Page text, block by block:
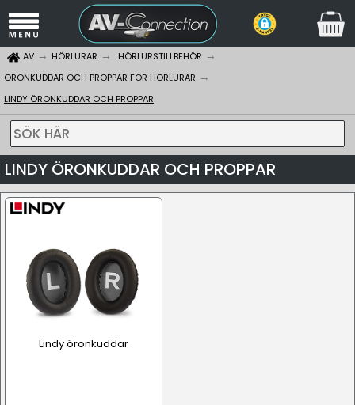
AV HÖRLURAR
HÖRLURSTILLBEHÖR
ÖRONKUDDAR OCH PROPPAR FÖR HÖRLURAR
LINDY ÖRONKUDDAR OCH PROPPAR
SÖK HÄR
LINDY ÖRONKUDDAR OCH PROPPAR
Lindy öronkuddar